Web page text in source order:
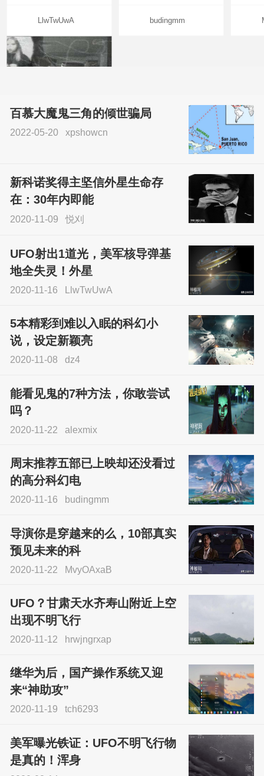
LlwTwUwA budingmm
sskfn
百慕大魔鬼三角的倾世骗局
2022-05-20 xpshowcn
新科诺奖得主坚信外星生命存
在：30年内即能
2020-11-09 悦刈
UFO射出1道光，美军核导弹基
地全失灵！外星
2020-11-16 LlwTwUwA
5本精彩到难以入眠的科幻小
说，设定新颖亮
2020-11-08 dz4
能看见鬼的7种方法，你敢尝试
吗？
2020-11-22 alexmix
周末推荐五部已上映却还没看过
的高分科幻电
2020-11-16 budingmm
导演你是穿越来的么，10部真实
预见未来的科
2020-11-22 MvyOAxaB
UFO？甘肃天水齐寿山附近上空
出现不明飞行
2020-11-12 hrwjngrxap
继华为后，国产操作系统又迎
来“神助攻”
2020-11-19 tch6293
美军曝光铁证：UFO不明飞行物
是真的！浑身